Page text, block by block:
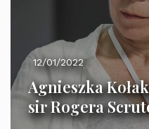
12/01/2022
Agnieszka
sir Rogera